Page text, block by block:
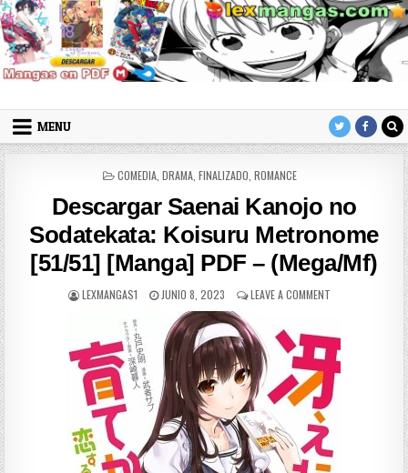
Skip to content
LexMangas
MENU
POSTED IN
COMEDIA, DRAMA, FINALIZADO ROMANCE
Descargar Saenai Kanojo no
Sodatekata: Koisuru Metronome
[51/51] [Manga] PDF – (Mega/Mf)
AUTHOR:
LEXMANGAS1 PUBLISHED DATE:
JUNIO 8, 2023 LEAVE A COMMENT ON